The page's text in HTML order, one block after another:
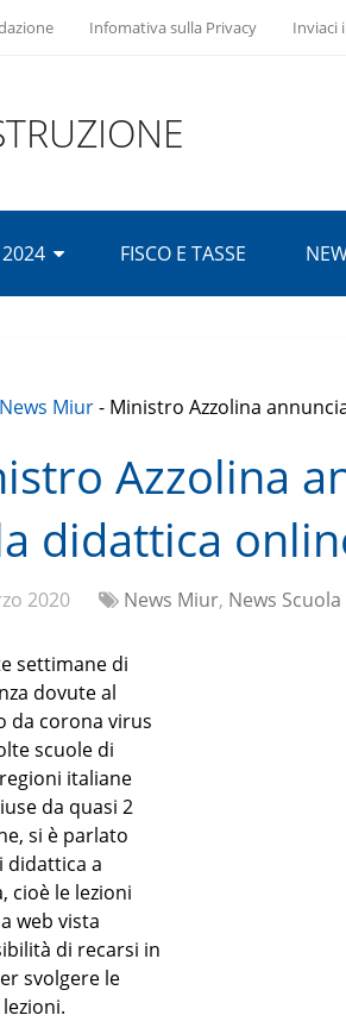
Infomativa sulla Privacy Inviaci
2024 FISCO E TASSE
News Miur- Ministro Azzolina
Azzolina
didattica
2020 News Miur, News
settimane di
dovute al
da corona virus
scuole di
italiane
da quasi 2
si è parlato
didattica a
cioè le lezioni
web vista
di recarsi in
svolgere le